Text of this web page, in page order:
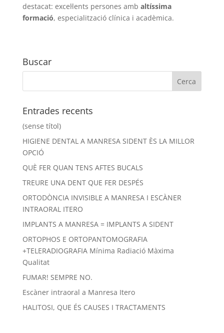
destacat: excel·lents persones amb altíssima
formació, especialització clínica i acadèmica.
Buscar
Entrades recents
(sense títol)
HIGIENE DENTAL A MANRESA SIDENT ÈS LA MILLOR
OPCIÓ
QUÈ FER QUAN TENS AFTES BUCALS
TREURE UNA DENT QUE FER DESPÉS
ORTODÒNCIA INVISIBLE A MANRESA I ESCÀNER
INTRAORAL ITERO
IMPLANTS A MANRESA = IMPLANTS A SIDENT
ORTOPHOS E ORTOPANTOMOGRAFIA
+TELERADIOGRAFIA Mínima Radiació Màxima
Qualitat
FUMAR! SEMPRE NO.
Escàner intraoral a Manresa Itero
HALITOSI, QUE ÉS CAUSES I TRACTAMENTS